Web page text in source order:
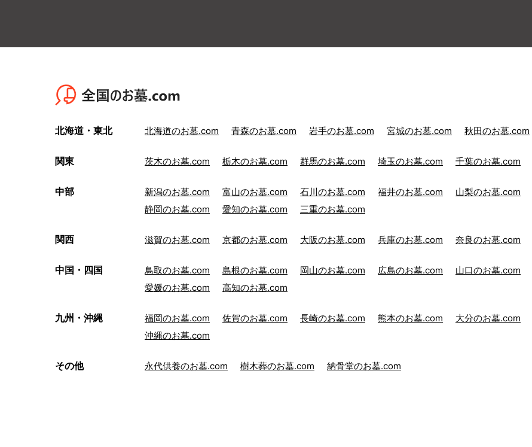
北海道・東北 北海道のお墓.com 青森のお墓.com 岩手のお墓.com 宮城のお墓.com 秋田のお墓.com
関東 茨木のお墓.com 栃木のお墓.com 群馬のお墓.com 埼玉のお墓.com 千葉のお墓.com
中部 新潟のお墓.com 富山のお墓.com 石川のお墓.com 福井のお墓.com 山梨のお墓.com
静岡のお墓.com
愛知のお墓.com 三重のお墓.com
関西 滋賀のお墓.com 京都のお墓.com 大阪のお墓.com 兵庫のお墓.com 奈良のお墓.com
中国・四国 鳥取のお墓.com 島根のお墓.com 岡山のお墓.com 広島のお墓.com 山口のお墓.com
愛媛のお墓.com
高知のお墓.com
九州・沖縄 福岡のお墓.com 佐賀のお墓.com 長崎のお墓.com 熊本のお墓.com 大分のお墓.com
沖縄のお墓.com
その他 永代供養のお墓.com 樹木葬のお墓.com 納骨堂のお墓.com